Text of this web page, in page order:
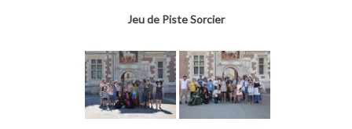
Jeu de Piste Sorcier